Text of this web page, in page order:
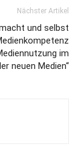
Nächster Artikel
und selbst
im
neuen Medien“